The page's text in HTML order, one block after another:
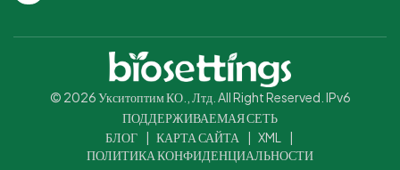
© 2026 Укситоптим КО., Лтд. All Right Reserved. IPv6
ПОДДЕРЖИВАЕМАЯ СЕТЬ
БЛОГ
КАРТА САЙТА XML
ПОЛИТИКА КОНФИДЕНЦИАЛЬНОСТИ